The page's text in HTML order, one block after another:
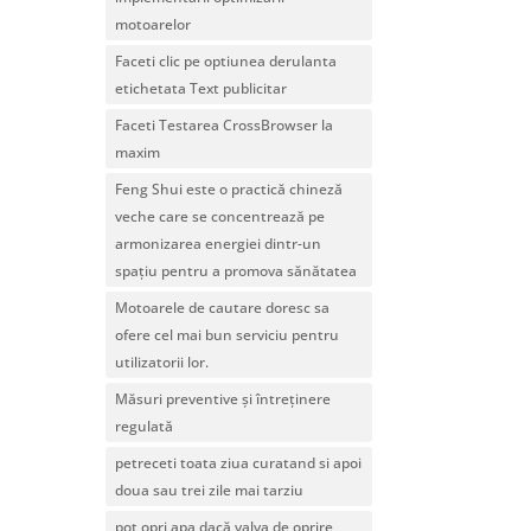
motoarelor
Faceti clic pe optiunea derulanta
etichetata Text publicitar
Faceti Testarea CrossBrowser la
maxim
Feng Shui este o practică chineză
veche care se concentrează pe
armonizarea energiei dintr-un
spațiu pentru a promova sănătatea
Motoarele de cautare doresc sa
ofere cel mai bun serviciu pentru
utilizatorii lor.
Măsuri preventive și întreținere
regulată
petreceti toata ziua curatand si apoi
doua sau trei zile mai tarziu
pot opri apa dacă valva de oprire